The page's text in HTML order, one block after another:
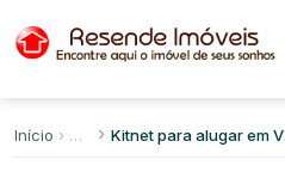
Início Kitnet para alugar em Vila Julieta